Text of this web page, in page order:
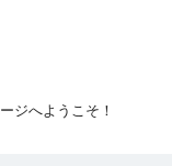
ジへようこそ！